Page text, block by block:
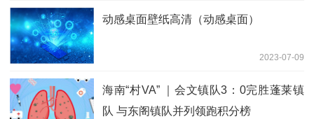
动感桌面壁纸高清（动感桌面）
2023-07-09
海南“村VA” ｜会文镇队3：0完胜蓬莱镇
队 与东阁镇队并列领跑积分榜